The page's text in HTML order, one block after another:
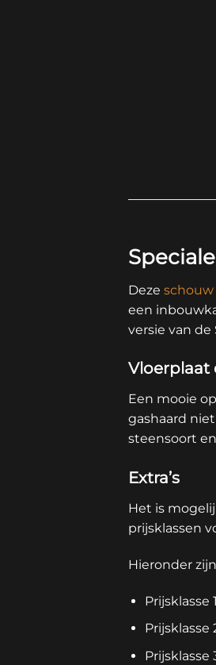
Deze schouw
een
versie van
Vloerplaat
Een mooie
gashaard
steensoort
Extra’s
Het is
prijsklassen
Hieronder
Prijsklasse
Prijsklasse
Prijsklasse